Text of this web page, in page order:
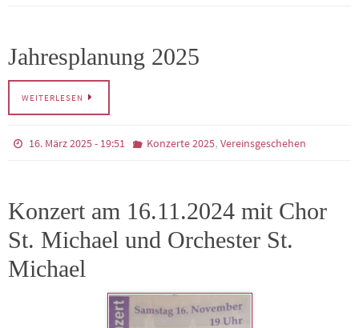
Jahresplanung 2025
WEITERLESEN
16. März 2025 - 19:51 Konzerte 2025, Vereinsgeschehen
Konzert am 16.11.2024 mit Chor
St. Michael und Orchester St.
Michael